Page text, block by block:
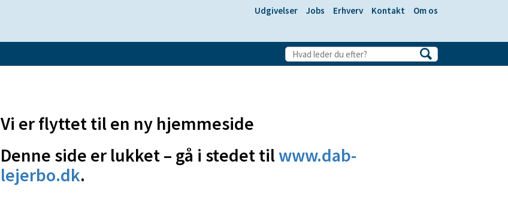
Udgivelser Jobs Erhverv Kontakt Om os
Vi er flyttet til en ny hjemmeside
Denne side er lukket – gå i stedet tilwww.dab-
lejerbo.dk.